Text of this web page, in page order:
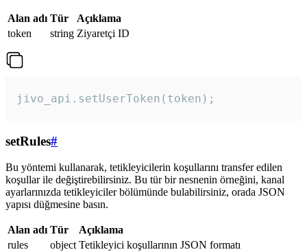
Alan adı Tür
Açıklama
token
string Ziyaretçi ID
jivo_api.setUserToken(token);
setRules#
Bu yöntemi kullanarak, tetikleyicilerin koşullarını transfer edilen
koşullar ile değiştirebilirsiniz. Bu tür bir nesnenin örneğini, kanal
ayarlarınızda tetikleyiciler bölümünde bulabilirsiniz, orada JSON
yapısı düğmesine basın.
Alan adı Tür
Açıklama
rules
object Tetikleyici koşullarının JSON formatı